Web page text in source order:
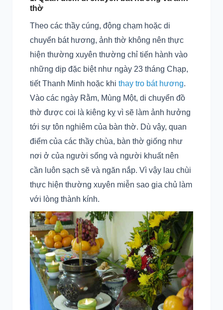
thờ
Theo các thầy cúng, động chạm hoặc di
chuyển bát hương, ảnh thờ không nên thực
hiện thường xuyên thường chỉ tiến hành vào
những dịp đặc biệt như ngày 23 tháng Chạp,
tiết Thanh Minh hoặc khi thay tro bát hương.
Vào các ngày Rằm, Mùng Một, di chuyển đồ
thờ được coi là kiêng kỵ vì sẽ làm ảnh hưởng
tới sự tôn nghiêm của bàn thờ. Dù vậy, quan
điểm của các thầy chùa, bàn thờ giống như
nơi ở của người sống và người khuất nên
cần luôn sạch sẽ và ngăn nắp. Vì vậy lau chùi
thực hiện thường xuyên miễn sao gia chủ làm
với lòng thành kính.